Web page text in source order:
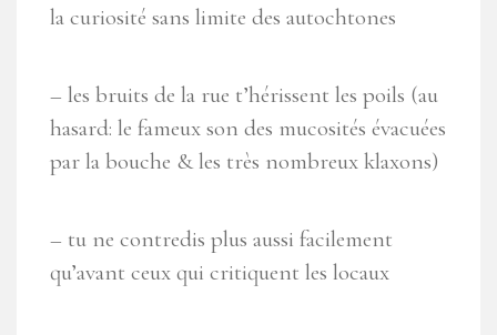
la curiosité sans limite des autochtones
– les bruits de la rue t’hérissent les poils (au
hasard: le fameux son des mucosités évacuées
par la bouche & les très nombreux klaxons)
– tu ne contredis plus aussi facilement
qu’avant ceux qui critiquent les locaux